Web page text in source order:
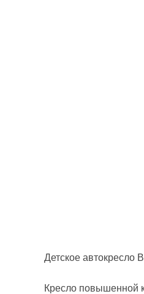
Детское автокресло
Кресло повышенной